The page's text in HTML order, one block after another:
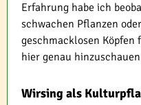
Erfahrung habe ich
schwachen Pflanzen
geschmacklosen
hier genau
Wirsing als